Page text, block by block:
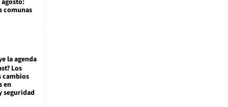
comunas
la agenda
Los
cambios
en
seguridad